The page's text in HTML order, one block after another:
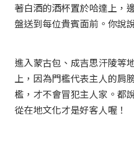
著白酒的酒杯置於哈達上，
盤送到每位貴賓面前。你說
進入蒙古包、成吉思汗陵等
上，因為門檻代表主人的肩
檻，才不會冒犯主人家。都
從在地文化才是好客人喔！